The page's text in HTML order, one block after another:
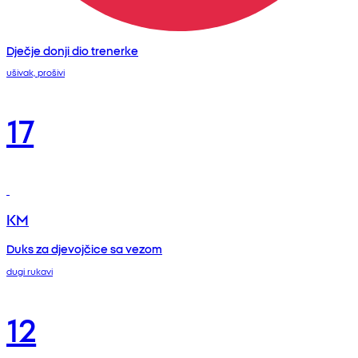
Dječje donji dio trenerke
ušivak, prošivi
17
KM
Duks za djevojčice sa vezom
dugi rukavi
12